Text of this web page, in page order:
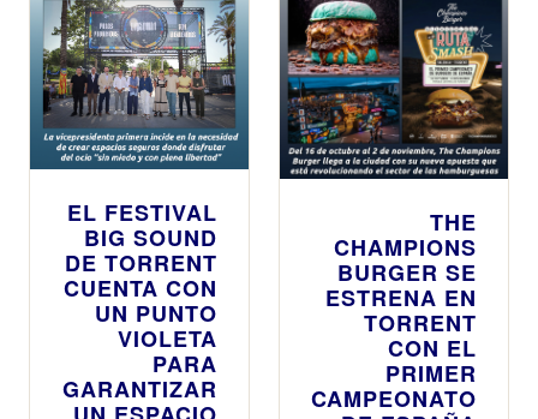
EL FESTIVAL
BIG SOUND
DE TORRENT
CUENTA CON
UN PUNTO
VIOLETA
PARA
GARANTIZAR
THE
CHAMPIONS
BURGER SE
ESTRENA EN
TORRENT
CON EL
PRIMER
CAMPEONATO